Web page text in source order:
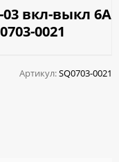
вкл-выкл 6А
0021
Артикул:SQ0703-0021